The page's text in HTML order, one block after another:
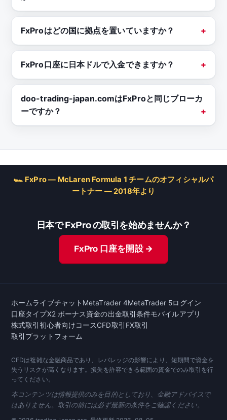
FxProはどの国に拠点を置いていますか？
FxPro口座に日本ドルで入金できますか？
doo-trading-japan.comはFxProと同じブローカ
ーですか？
🏎 FxPro — McLaren Formula 1 チームのオフィシャルパ
ートナー — 2018年より
日本で FxPro の取引を始めませんか？
FxPro 口座を開設 →
ホームライブチャット MetaTrader 4MetaTrader 5ログイン
口座タイプX2 ボーナス資金の出金取引条件モバイルアプリ
株式取引初心者向けコースCFD取引 FX取引
取引プラットフォーム
CFDは複雑な金融商品であり、レバレッジの影響により、短期間で資金を
失うリスクが高くなります。損失を許容できる範囲の資金でのみ取引を行
ってください。
本コンテンツは情報提供のみを目的としており、金融アドバイスで
はありません。取引の前には必ず最新の条件をご確認ください。